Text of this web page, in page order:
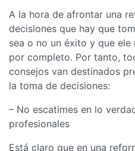
A la hora de afrontar una
decisiones que hay que
sea o no un éxito y que
por completo. Por tanto,
consejos van destinados
la toma de decisiones:
– No escatimes en lo
profesionales
Está claro que en una